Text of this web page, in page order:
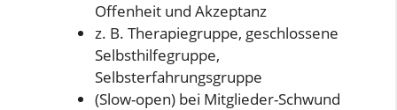
Offenheit und Akzeptanz
z. B. Therapiegruppe, geschlossene
Selbsthilfegruppe,
Selbsterfahrungsgruppe
(Slow-open) bei Mitglieder-Schwund